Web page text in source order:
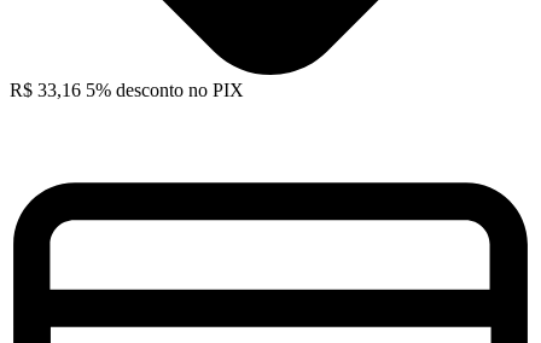
R$ 33,16 5% desconto no PIX